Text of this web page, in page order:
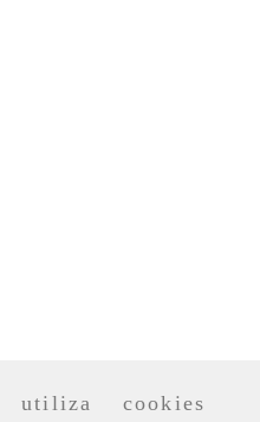
cookies